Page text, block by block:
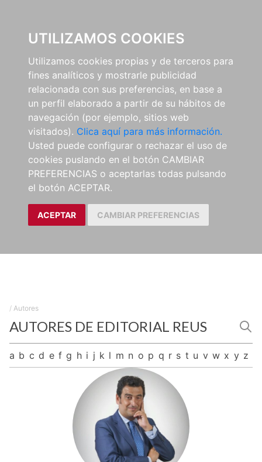
UTILIZAMOS COOKIES
Utilizamos cookies propias y de terceros para
fines analíticos y mostrarle publicidad
relacionada con sus preferencias, en base a
un perfil elaborado a partir de su hábitos de
navegación (por ejemplo, sitios web
visitados). Clica aquí para más información.
Usted puede configurar o rechazar el uso de
cookies puslando en el botón CAMBIAR
PREFERENCIAS o aceptarlas todas pulsando
el botón ACEPTAR.
ACEPTAR CAMBIAR PREFERENCIAS
/ Autores
AUTORES DE EDITORIAL REUS
a b c d e f g h i j k l m n o p q r s t u v w x y z